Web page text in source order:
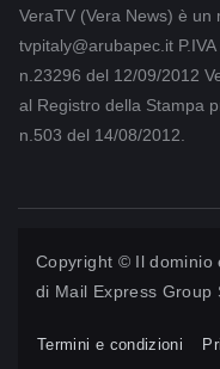
VeraTV (Vera News) è un
tvpitaly@arubapec.it
n.23296 del 12/09/2012
al Registro della Stampa
n.503 del 14/08/2012.
Copyright © Il dominio
di Mail Express Group
Termini e condizioni